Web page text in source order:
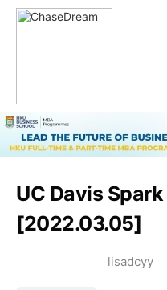
UC Davis
[2022.03.05]
lisadcyy